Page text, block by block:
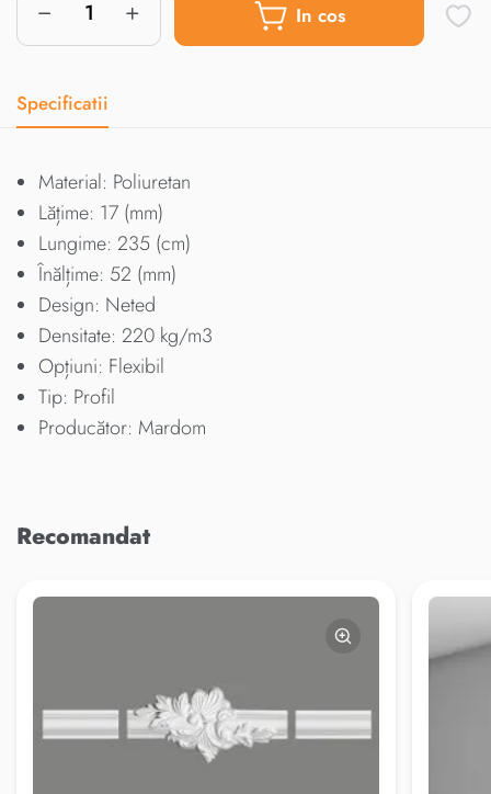
In cos
Specificatii
Material: Poliuretan
Lățime: 17 (mm)
Lungime: 235 (cm)
Înălțime: 52 (mm)
Design: Neted
Densitate: 220 kg/m3
Opțiuni: Flexibil
Tip: Profil
Producător: Mardom
Recomandat